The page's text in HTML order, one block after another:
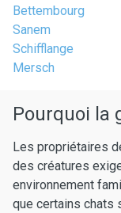
Bettembourg
Sanem
Schifflange
Mersch
Pourquoi la
Les propriétaires
des créatures
environnement
que certains chats